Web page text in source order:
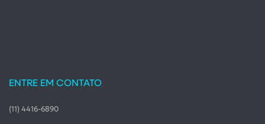
ENTRE EM CONTATO
(11) 4416-6890